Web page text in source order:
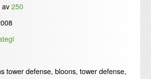
av250
tower defense, bloons, tower defense,